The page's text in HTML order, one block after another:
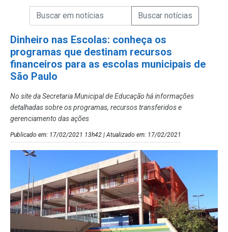
Campo de Busca de Notícias
Campo de Busca de informaçõesEnviar a Busca de Notícias
Dinheiro nas Escolas: conheça os
programas que destinam recursos
financeiros para as escolas municipais de
São Paulo
No site da Secretaria Municipal de Educação há informações
detalhadas sobre os programas, recursos transferidos e
gerenciamento das ações
Publicado em: 17/02/2021 13h42 | Atualizado em: 17/02/2021